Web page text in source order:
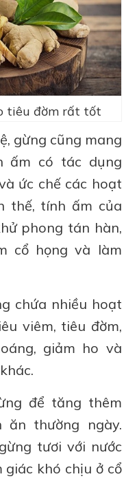
tiêu đờm rất tốt
gừng cũng mang
ấm có tác dụng
ức chế các hoạt
thế, tính ấm của
phong tán hàn,
cổ họng và làm
chứa nhiều hoạt
viêm, tiêu đờm,
giảm ho và
để tăng thêm
ăn thường ngày.
tươi với nước
giác khó chịu ở cổ